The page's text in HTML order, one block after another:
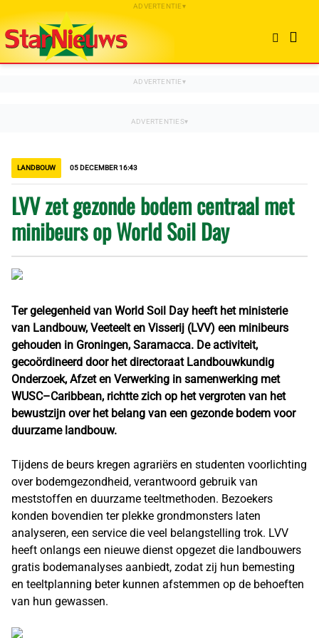
LANDBOUW 05 DECEMBER 16:43
LVV zet gezonde bodem centraal met
minibeurs op World Soil Day
Ter gelegenheid van World Soil Day heeft het ministerie
van Landbouw, Veeteelt en Visserij (LVV) een minibeurs
gehouden in Groningen, Saramacca. De activiteit,
gecoördineerd door het directoraat Landbouwkundig
Onderzoek, Afzet en Verwerking in samenwerking met
WUSC–Caribbean, richtte zich op het vergroten van het
bewustzijn over het belang van een gezonde bodem voor
duurzame landbouw.
Tijdens de beurs kregen agrariërs en studenten voorlichting
over bodemgezondheid, verantwoord gebruik van
meststoffen en duurzame teeltmethoden. Bezoekers
konden bovendien ter plekke grondmonsters laten
analyseren, een service die veel belangstelling trok. LVV
heeft onlangs een nieuwe dienst opgezet die landbouwers
gratis bodemanalyses aanbiedt, zodat zij hun bemesting
en teeltplanning beter kunnen afstemmen op de behoeften
van hun gewassen.